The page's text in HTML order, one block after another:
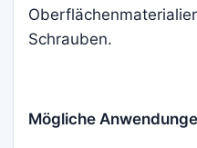
Schrauben.
Mögliche